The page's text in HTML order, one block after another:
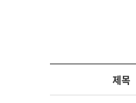
제목